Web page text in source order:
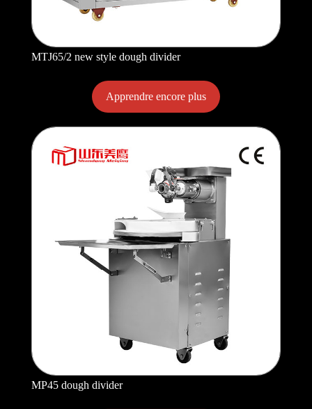
MTJ65/2 new style dough divider
Apprendre encore plus
MP45 dough divider